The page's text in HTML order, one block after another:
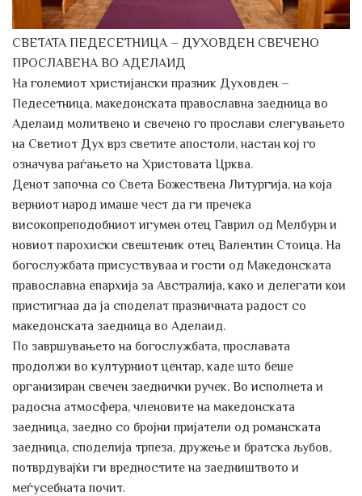
СВЕТАТА ПЕДЕСЕТНИЦА – ДУХОВДЕН СВЕЧЕНО
ПРОСЛАВЕНА ВО АДЕЛАИД
На големиот христијански празник Духовден –
Педесетница, македонската православна заедница во
Аделаид молитвено и свечено го прослави слегувањето
на Светиот Дух врз светите апостоли, настан кој го
означува раѓањето на Христовата Црква.
Денот започна со Света Божествена Литургија, на која
верниот народ имаше чест да ги пречека
високопреподобниот игумен отец Гаврил од Мелбурн и
новиот парохиски свештеник отец Валентин Стоица. На
богослужбата присуствуваа и гости од Македонската
православна епархија за Австралија, како и делегати кои
пристигнаа да ја споделат празничната радост со
македонската заедница во Аделаид.
По завршувањето на богослужбата, прославата
продолжи во културниот центар, каде што беше
организиран свечен заеднички ручек. Во исполнета и
радосна атмосфера, членовите на македонската
заедница, заедно со бројни пријатели од романската
заедница, споделија трпеза, дружење и братска љубов,
потврдувајќи ги вредностите на заедништвото и
меѓусебната почит.